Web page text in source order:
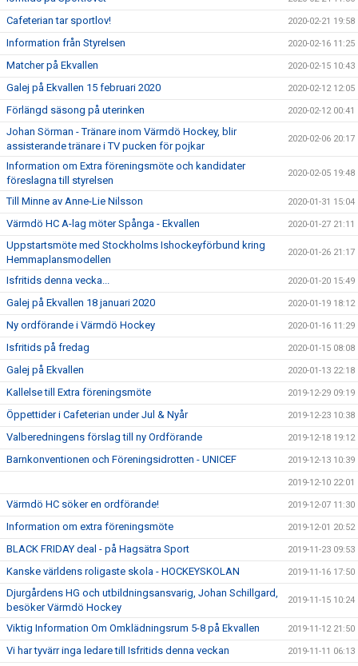
Cafeterian tar sportlov! 2020-02-21 19:58
Information från Styrelsen 2020-02-16 11:25
Matcher på Ekvallen 2020-02-15 10:43
Galej på Ekvallen 15 februari 2020 2020-02-12 12:05
Förlängd säsong på uterinken 2020-02-12 00:41
Johan Sörman - Tränare inom Värmdö Hockey, blir
assisterande tränare i TV pucken för pojkar
2020-02-06 20:17
Information om Extra föreningsmöte och kandidater
föreslagna till styrelsen
2020-02-05 19:48
Till Minne av Anne-Lie Nilsson 2020-01-31 15:04
Värmdö HC A-lag möter Spånga - Ekvallen 2020-01-27 21:11
Uppstartsmöte med Stockholms Ishockeyförbund kring
Hemmaplansmodellen
2020-01-26 21:17
Isfritids denna vecka... 2020-01-20 15:49
Galej på Ekvallen 18 januari 2020 2020-01-19 18:12
Ny ordförande i Värmdö Hockey 2020-01-16 11:29
Isfritids på fredag 2020-01-15 08:08
Galej på Ekvallen 2020-01-13 22:18
Kallelse till Extra föreningsmöte 2019-12-29 09:19
Öppettider i Cafeterian under Jul & Nyår 2019-12-23 10:38
Valberedningens förslag till ny Ordförande 2019-12-18 19:12
Barnkonventionen och Föreningsidrotten - UNICEF 2019-12-13 10:39
2019-12-10 22:01
Värmdö HC söker en ordförande! 2019-12-07 11:30
Information om extra föreningsmöte 2019-12-01 20:52
BLACK FRIDAY deal - på Hagsätra Sport 2019-11-23 09:53
Kanske världens roligaste skola - HOCKEYSKOLAN 2019-11-16 17:50
Djurgårdens HG och utbildningsansvarig, Johan Schillgard,
besöker Värmdö Hockey
2019-11-15 10:24
Viktig Information Om Omklädningsrum 5-8 på Ekvallen 2019-11-12 21:50
Vi har tyvärr inga ledare till Isfritids denna veckan 2019-11-11 06:13